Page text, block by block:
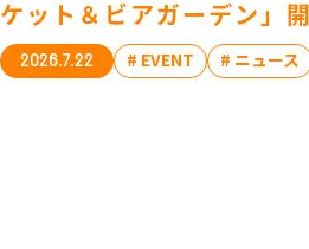
ケット＆ビアガーデン」
2026.7.22 # EVENT # ニュース